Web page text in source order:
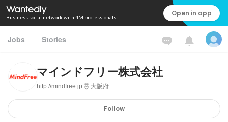
Business social network with 4M professionals Open in app
Jobs Stories
マインドフリー株式会社
http://mindfree.jp 大阪府
Follow